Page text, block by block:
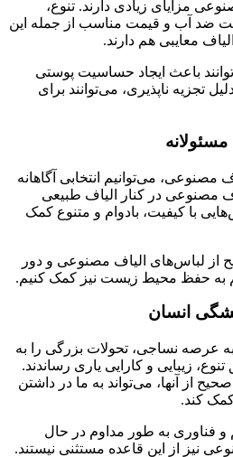
مزایای زیادی دارند. تنوع،
ضد آب و قیمت مناسب از جمله این
معایبی هم دارند.
باعث ایجاد حساسیت پوستی
تجزیه ناپذیری، می‌توانند برای
مسئولانه
مصنوعی، می‌توانیم انتخابی آگاهانه
مصنوعی در کنار الیاف طبیعی
با کیفیت، بادوام و متنوع کمک
از لباس‌های الیاف مصنوعی و دور
به حفظ محیط زیست نیز کمک کنیم.
انسان
عرصه نساجی، تحولات بزرگی را به
زیبایی و کارایی یاری رساندند.
از آنها، می‌تواند به ما در داشتن
کند.
و فناوری به طور مداوم در حال
نیز از این قاعده مستثنی نیستند.